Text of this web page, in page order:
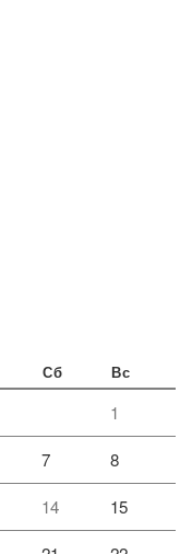
Сб Вс
1
7 8
14 15